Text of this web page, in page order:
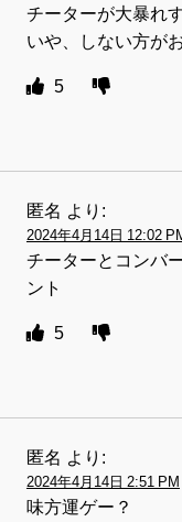
チーターが大暴れ
いや、しない方が
5
匿名 より:
2024年4月14日 12:02
チーターとコンバ
ント
5
匿名 より:
2024年4月14日 2:51 PM
味方運ゲー？